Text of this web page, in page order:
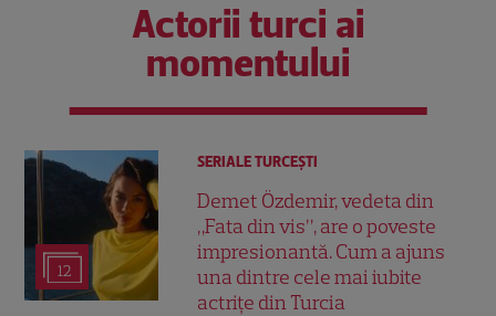
Actorii turci ai
momentului
12
SERIALE TURCEŞTI
Demet Özdemir, vedeta din
„Fata din vis”, are o poveste
impresionantă. Cum a ajuns
una dintre cele mai iubite
actrițe din Turcia